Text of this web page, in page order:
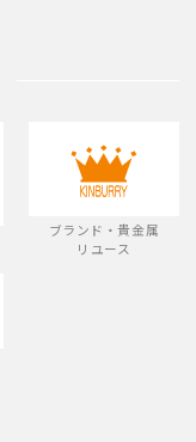
ブランド・貴金属
リユース